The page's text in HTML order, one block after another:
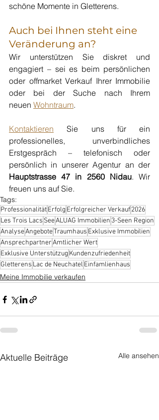
schöne Momente in Gletterens.
Auch bei Ihnen steht eine
Veränderung an?
Wir unterstützen Sie diskret und
engagiert – sei es beim persönlichen
oder offmarket Verkauf Ihrer Immobilie
oder bei der Suche nach Ihrem
neuen Wohntraum.
Kontaktieren Sie uns für ein
professionelles, unverbindliches
Erstgespräch – telefonisch oder
Hauptstrasse 47 in 2560 Nidau. Wir
freuen uns auf Sie.
Tags:
ProfessionalitätErfolg Erfolgreicher Verkauf2026
Les Trois Lacs SeeALUAG Immobilien 3-Seen Region
AnalyseAngeboteTraumhaus Exklusive Immobilien
AnsprechpartnerAmtlicher Wert
Exklusive Unterstützug Kundenzufriedenheit
Gletterens Lac de Neuchatel Einfamlienhaus
Meine Immobilie verkaufen
Aktuelle Beiträge Alle ansehen